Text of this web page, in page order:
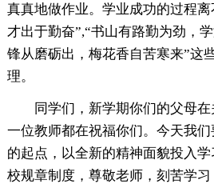
真真地做作业。学业成功的过程
才出于勤奋”,“书山有路勤为劲，
锋从磨砺出，梅花香自苦寒来”这
理。
同学们，新学期你们的父母
一位教师都在祝福你们。今天我
的起点，以全新的精神面貌投入
校规章制度，尊敬老师，刻苦学